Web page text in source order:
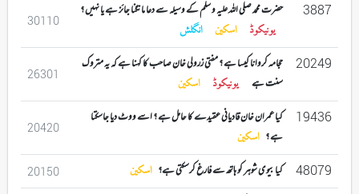
3887 حضرت محمد صلی اللہ علیہ و سلم کے وسیلہ سے دعا مانگنا جائز ہے یا نہیں ؟
یونیکوڈ اسکین انگلش
30110
20249
حجامہ کروانا کیسا ہے ؟ مفتی زرولی خان صاحب کا کہنا ہے کہ یہ متروک
سنت ہے
یونیکوڈ اسکین
26301
19436
کیا عمران خان قادیانی عقیدے کا حامل ہے ؟ اسے ووٹ دیا جاسکتا
ہے ؟ اسکین
20420
48079 کیا بیوی شوہر کو ہاتھ سے فارغ کرسکتی ہے؟ اسکین 20150